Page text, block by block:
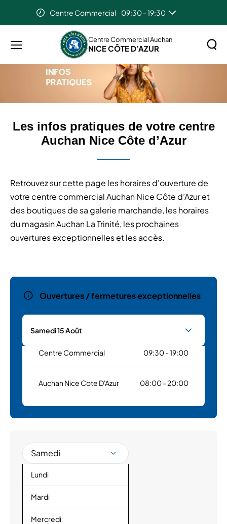
Centre Commercial 09:30 - 19:30
Menu
principal
Centre Commercial Auchan
NICE CÔTE D’AZUR
Rechercher
site
Les infos pratiques de votre centre Auchan Nice
Les infos pratiques de votre centre
Auchan Nice Côte d’Azur
Retrouvez sur cette page les horaires d'ouverture de
votre centre commercial Auchan Nice Côte d’Azur et
des boutiques de sa galerie marchande, les horaires
du magasin Auchan La Trinité, les prochaines
ouvertures exceptionnelles et les accès.
Samedi
Lundi
Mardi
Mercredi
Ouvertures / fermetures exceptionnelles
Samedi 15 Août
Centre Commercial 09:30 - 19:00
Auchan Nice Cote D'Azur 08:00 - 20:00